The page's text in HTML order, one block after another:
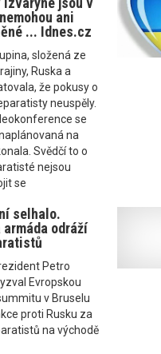
ani
... Idnes.cz
složená ze
Ruska a
že pokusy o
neuspěly.
se
na
Svědčí to o
nejsou
se
selhalo.
odráží
Petro
Evropskou
v Bruselu
proti Rusku za
na východě